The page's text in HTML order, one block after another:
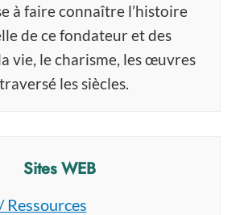
à faire connaître l’histoire
de ce fondateur et des
vie, le charisme, les œuvres
les siècles.
Sites WEB
Ressources